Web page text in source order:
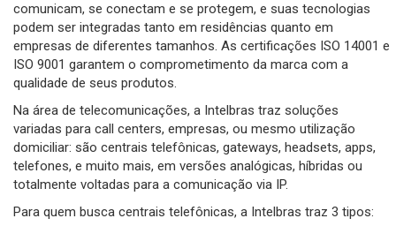
comunicam, se conectam e se protegem, e suas tecnologias
podem ser integradas tanto em residências quanto em
empresas de diferentes tamanhos. As certificações ISO 14001 e
ISO 9001 garantem o comprometimento da marca com a
qualidade de seus produtos.
Na área de telecomunicações, a Intelbras traz soluções
variadas para call centers, empresas, ou mesmo utilização
domiciliar: são centrais telefônicas, gateways, headsets, apps,
telefones, e muito mais, em versões analógicas, híbridas ou
totalmente voltadas para a comunicação via IP.
Para quem busca centrais telefônicas, a Intelbras traz 3 tipos: